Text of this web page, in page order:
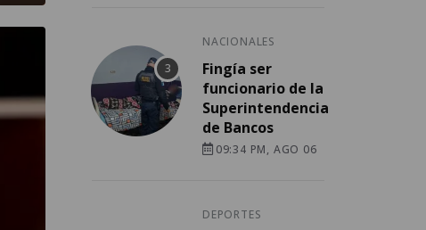
NACIONALES
Fingía ser
funcionario de la
Superintendencia
de Bancos
09:34 PM, AGO 06
DEPORTES